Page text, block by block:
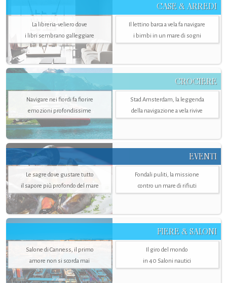
CASE & ARREDI
La libreria-veliero dove
i libri sembrano galleggiare
Il lettino barca a vela fa navigare
i bimbi in un mare di sogni
CROCIERE
Navigare nei fiordi fa fiorire
emozioni profondissime
Stad Amsterdam, la leggenda
della navigazione a vela rivive
EVENTI
Le sagre dove gustare tutto
il sapore più profondo del mare
Fondali puliti, la missione
contro un mare di rifiuti
FIERE & SALONI
Salone di Canness, il primo
amore non si scorda mai
Il giro del mondo
in 40 Saloni nautici